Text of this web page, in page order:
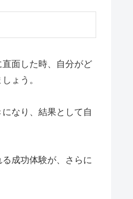
面した時、自分がど
ょう。
なり、結果として自
成功体験が、さらに